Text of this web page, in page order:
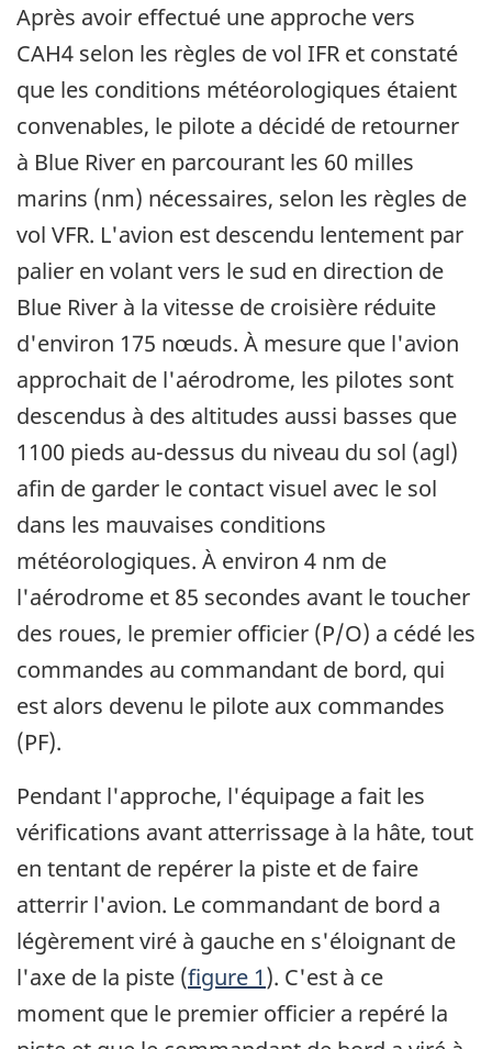
Après avoir effectué une approche vers
CAH4 selon les règles de vol IFR et constaté
que les conditions météorologiques étaient
convenables, le pilote a décidé de retourner
à Blue River en parcourant les 60 milles
marins (nm) nécessaires, selon les règles de
vol VFR. L'avion est descendu lentement par
palier en volant vers le sud en direction de
Blue River à la vitesse de croisière réduite
d'environ 175 nœuds. À mesure que l'avion
approchait de l'aérodrome, les pilotes sont
descendus à des altitudes aussi basses que
1100 pieds au-dessus du niveau du sol (agl)
afin de garder le contact visuel avec le sol
dans les mauvaises conditions
météorologiques. À environ 4 nm de
l'aérodrome et 85 secondes avant le toucher
des roues, le premier officier (P/O) a cédé les
commandes au commandant de bord, qui
est alors devenu le pilote aux commandes
(PF).
Pendant l'approche, l'équipage a fait les
vérifications avant atterrissage à la hâte, tout
en tentant de repérer la piste et de faire
atterrir l'avion. Le commandant de bord a
légèrement viré à gauche en s'éloignant de
l'axe de la piste (figure 1). C'est à ce
moment que le premier officier a repéré la